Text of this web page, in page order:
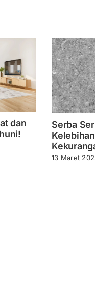
dan
Serba
13 Maret